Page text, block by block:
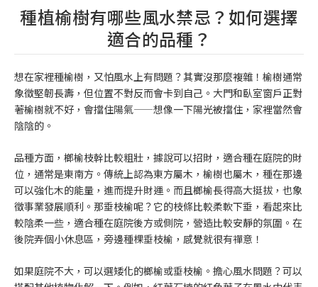
種植榆樹有哪些風水禁忌？如何選擇
適合的品種？
想在家裡種榆樹，又怕風水上有問題？其實沒那麼複雜！榆樹通常
象徵堅韌長壽，但位置不對反而會卡到自己。大門和臥室窗戶正對
著榆樹就不好，會擋住陽氣——想像一下陽光被擋住，家裡當然會
陰陰的。
品種方面，榔榆枝幹比較粗壯，據說可以招財，適合種在庭院的財
位，通常是東南方。傳統上認為東方屬木，榆樹也屬木，種在那邊
可以強化木的能量，進而提升財運。而且榔榆長得高大挺拔，也象
徵事業發展順利。那垂枝榆呢？它的枝條比較柔軟下垂，看起來比
較陰柔一些，適合種在庭院後方或側院，營造比較安靜的氛圍。在
後院弄個小休息區，旁邊種棵垂枝榆，感覺就很有禪意！
如果庭院不大，可以選矮化的榔榆或垂枝榆。擔心風水問題？可以